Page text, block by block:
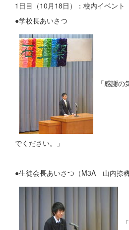
1日目（10月18日）：校内イベント
●学校長あいさつ
「感謝
でください。」
●生徒会長あいさつ（M3A 山内捺稀